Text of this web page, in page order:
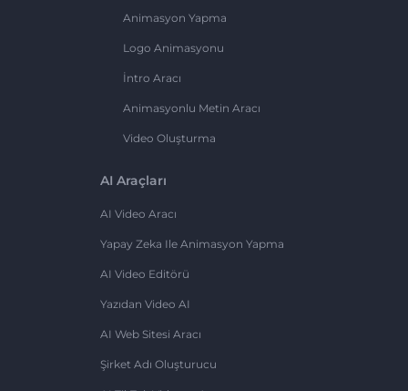
Animasyon Yapma
Logo Animasyonu
İntro Aracı
Animasyonlu Metin Aracı
Video Oluşturma
AI Araçları
AI Video Aracı
Yapay Zeka Ile Animasyon Yapma
AI Video Editörü
Yazıdan Video AI
AI Web Sitesi Aracı
Şirket Adı Oluşturucu